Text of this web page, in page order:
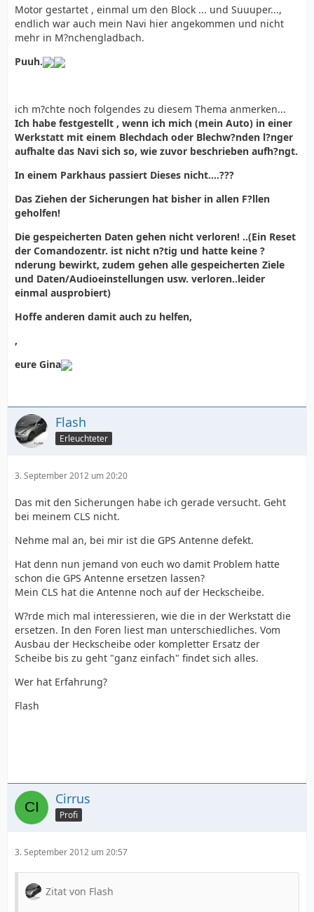
Motor gestartet , einmal um den Block ... und Suuuper...,
endlich war auch mein Navi hier angekommen und nicht
mehr in M?nchengladbach.
Puuh.
ich m?chte noch folgendes zu diesem Thema anmerken...
Ich habe festgestellt , wenn ich mich (mein Auto) in einer
Werkstatt mit einem Blechdach oder Blechw?nden l?nger
aufhalte das Navi sich so, wie zuvor beschrieben aufh?ngt.
In einem Parkhaus passiert Dieses nicht....???
Das Ziehen der Sicherungen hat bisher in allen F?llen
geholfen!
Die gespeicherten Daten gehen nicht verloren! ..(Ein Reset
der Comandozentr. ist nicht n?tig und hatte keine ?
nderung bewirkt, zudem gehen alle gespeicherten Ziele
und Daten/Audioeinstellungen usw. verloren..leider
einmal ausprobiert)
Hoffe anderen damit auch zu helfen,
,
eure Gina
Flash
Erleuchteter
3. September 2012 um 20:20
Das mit den Sicherungen habe ich gerade versucht. Geht
bei meinem CLS nicht.
Nehme mal an, bei mir ist die GPS Antenne defekt.
Hat denn nun jemand von euch wo damit Problem hatte
schon die GPS Antenne ersetzen lassen?
Mein CLS hat die Antenne noch auf der Heckscheibe.
W?rde mich mal interessieren, wie die in der Werkstatt die
ersetzen. In den Foren liest man unterschiedliches. Vom
Ausbau der Heckscheibe oder kompletter Ersatz der
Scheibe bis zu geht "ganz einfach" findet sich alles.
Wer hat Erfahrung?
Flash
Cirrus
Profi
3. September 2012 um 20:57
Zitat von Flash